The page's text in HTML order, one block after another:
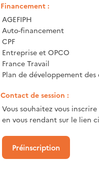
Financement :
AGEFIPH
Auto-financement
CPF
Entreprise et OPCO
France Travail
Plan de développement
Contact de session :
Vous souhaitez vous
en vous rendant sur le lien
Préinscription